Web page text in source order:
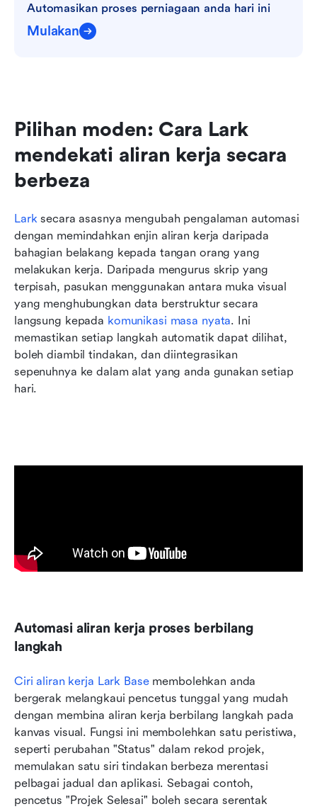
Automasikan proses perniagaan anda hari ini
Mulakan
Pilihan moden: Cara Lark
mendekati aliran kerja secara
berbeza
Lark secara asasnya mengubah pengalaman automasi
dengan memindahkan enjin aliran kerja daripada
bahagian belakang kepada tangan orang yang
melakukan kerja. Daripada mengurus skrip yang
terpisah, pasukan menggunakan antara muka visual
yang menghubungkan data berstruktur secara
langsung kepada komunikasi masa nyata. Ini
memastikan setiap langkah automatik dapat dilihat,
boleh diambil tindakan, dan diintegrasikan
sepenuhnya ke dalam alat yang anda gunakan setiap
hari.
Automasi aliran kerja proses berbilang
langkah
Ciri aliran kerja Lark Base membolehkan anda
bergerak melangkaui pencetus tunggal yang mudah
dengan membina aliran kerja berbilang langkah pada
kanvas visual. Fungsi ini membolehkan satu peristiwa,
seperti perubahan "Status" dalam rekod projek,
memulakan satu siri tindakan berbeza merentasi
pelbagai jadual dan aplikasi. Sebagai contoh,
pencetus "Projek Selesai" boleh secara serentak